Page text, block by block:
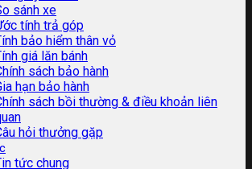
sánh xe
tính trả góp
bảo hiểm thân vỏ
giá lăn bánh
sách bảo hành
hạn bảo hành
sách bồi thường & điều khoản liên
hỏi thưởng gặp
tức chung